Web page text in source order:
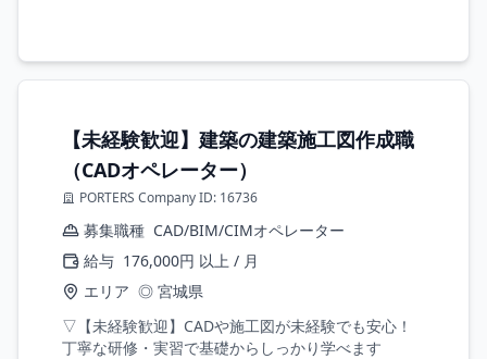
【未経験歓迎】建築の建築施工図作成職
（CADオペレーター）
PORTERS Company ID: 16736
募集職種 CAD/BIM/CIMオペレーター
給与 176,000円 以上 / 月
エリア ◎ 宮城県
▽【未経験歓迎】CADや施工図が未経験でも安心！
丁寧な研修・実習で基礎からしっかり学べます